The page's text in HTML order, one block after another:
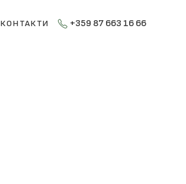
КОНТАКТИ +359 87 663 16 66